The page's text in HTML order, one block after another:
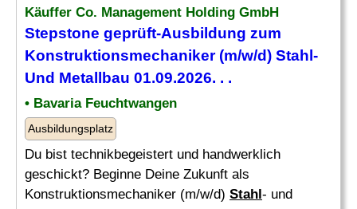
Käuffer Co. Management Holding GmbH
Stepstone geprüft-Ausbildung zum
Konstruktionsmechaniker (m/w/d) Stahl -
Und Metallbau 01.09.2026. . .
• Bavaria Feuchtwangen
Ausbildungsplatz
Du bist technikbegeistert und handwerklich
geschickt? Beginne Deine Zukunft als
Konstruktionsmechaniker (m/w/d) Stahl- und